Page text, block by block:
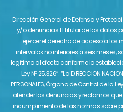
Dirección General de Defensa y
y/o denuncias El titular de los datos
ejercer el derecho de acceso a los
intervalos no inferiores a seis meses,
legítimo al efecto conforme lo
Ley Nº 25.326″. “La DIRECCION
PERSONALES, Órgano de Control de la
atender las denuncias y reclamos
incumplimiento de las normas sobre